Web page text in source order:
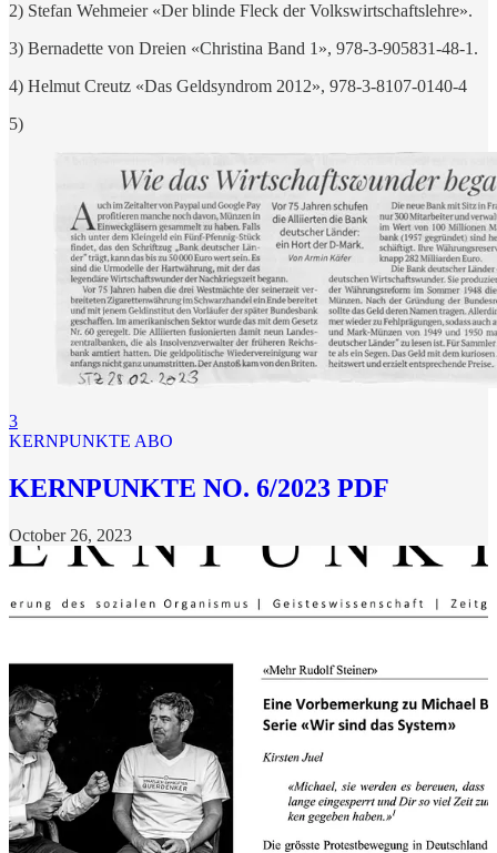
2) Stefan Wehmeier «Der blinde Fleck der Volkswirtschaftslehre».
3) Bernadette von Dreien «Christina Band 1», 978-3-905831-48-1.
4) Helmut Creutz «Das Geldsyndrom 2012», 978-3-8107-0140-4
5)
3
KERNPUNKTE ABO
KERNPUNKTE NO. 6/2023 PDF
October 26, 2023